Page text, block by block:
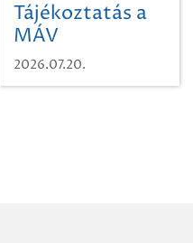
Tájékoztatás a
MÁV
Pályaműködtetési
Zrt. Területi
2026.07.20.